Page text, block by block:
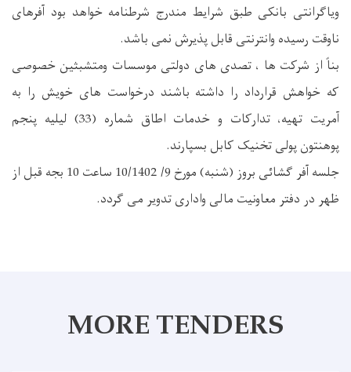
ویاگرانتی بانکی طبق شرایط مندرج شرطنامه خواهد بود آفرهای
ناوقت رسیده وانترنتی قابل پذیرش نمی باشد.
بناً از شرکت ها ، تصدی های دولتی موسسات ومتشبثین خصوصی
که خواهش قرارداد را داشته باشند درخواست های خویش را به
آمریت تهیه، تدارکات و خدمات اطاق شماره (33) لیلیه پنجم
پوهنتون پولی تخنیک کابل بسپارند.
جلسه آفر گشائی بروز (شنبه) مورخ 9/ 10/1402 ساعت 10 بجه قبل از
ظهر در دفتر معاونیت مالی واداری تدویر می گردد.
MORE TENDERS